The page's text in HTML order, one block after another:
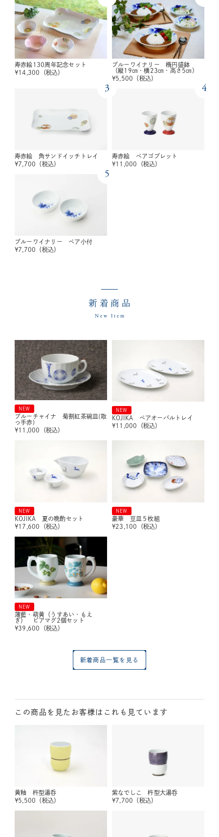
寿赤絵130周年記念セット
¥14,300 （税込）
ブルーワイナリー 楕円盛鉢
（縦19㎝・横23㎝・高さ5㎝）
¥5,500 （税込）
3
寿赤絵 角サンドイッチトレイ
¥7,700 （税込）
4
寿赤絵 ペアゴブレット
¥11,000 （税込）
5
ブルーワイナリー ペア小付
¥7,700 （税込）
新着商品
New Item
NEW
ブルーチャイナ 菊割紅茶碗皿(取
っ手赤)
¥11,000 （税込）
NEW
KOJIKA ペアオーバルトレイ
¥11,000 （税込）
NEW
KOJIKA 夏の晩酌セット
¥17,600 （税込）
NEW
豪華 豆皿５枚組
¥23,100 （税込）
NEW
薄藍・萌黄（うすあい・もえ
ぎ） ビアマグ2個セット
¥39,600 （税込）
新着商品一覧を見る
この商品を見たお客様はこれも見ています
黄釉 杵型湯呑
¥5,500 （税込）
紫なでしこ 杵型大湯呑
¥7,700 （税込）